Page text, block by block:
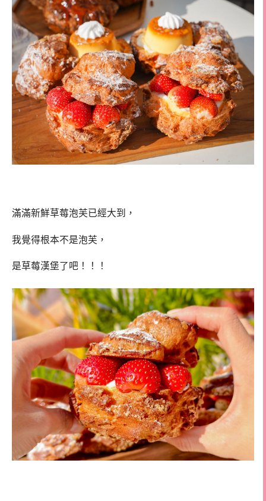
滿滿新鮮草莓泡芙已經大到，
我覺得根本不是泡芙，
是草莓漢堡了吧！！！